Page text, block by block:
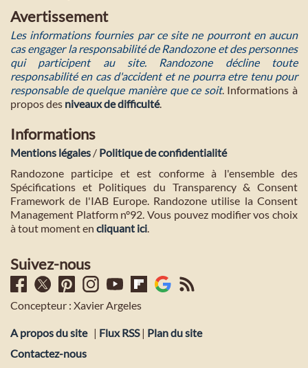
Avertissement
Les informations fournies par ce site ne pourront en aucun
cas engager la responsabilité de Randozone et des personnes
qui participent au site. Randozone décline toute
responsabilité en cas d'accident et ne pourra etre tenu pour
responsable de quelque manière que ce soit. Informations à
propos des niveaux de difficulté.
Informations
Mentions légales / Politique de confidentialité
Randozone participe et est conforme à l'ensemble des
Spécifications et Politiques du Transparency & Consent
Framework de l'IAB Europe. Randozone utilise la Consent
Management Platform n°92. Vous pouvez modifier vos choix
à tout moment en cliquant ici
Suivez-nous
Concepteur : Xavier Argeles
A propos du site | Flux RSS| Plan du site
Contactez-nous